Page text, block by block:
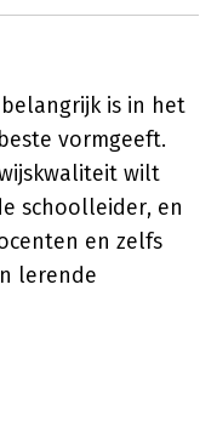
is in het
vormgeeft.
wilt
schoolleider, en
en zelfs
lerende